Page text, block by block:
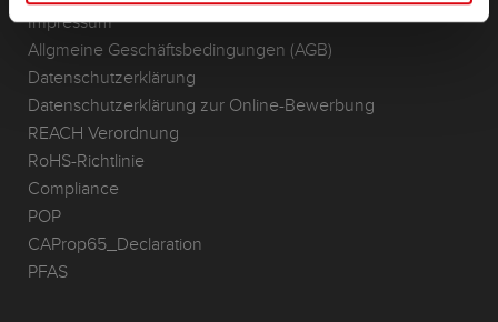
Impressum
Allgmeine Geschäftsbedingungen (AGB)
Datenschutzerklärung
Datenschutzerklärung zur Online-Bewerbung
REACH Verordnung
RoHS-Richtlinie
Compliance
POP
CAProp65_Declaration
PFAS